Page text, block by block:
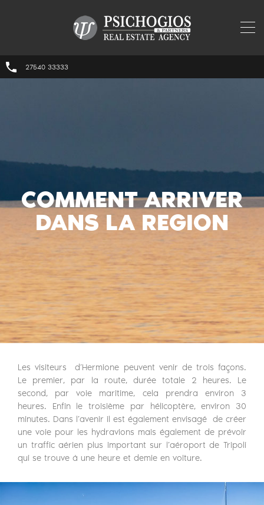
27540 33333
COMMENT ARRIVER
DANS LA REGION
Les visiteurs d’Hermione peuvent venir de trois façons.
Le premier, par la route, durée totale 2 heures. Le
second, par voie maritime, cela prendra environ 3
heures. Enfin le troisième par hélicoptère, environ 30
minutes. Dans l’avenir il est également envisagé de créer
une voie pour les hydravions mais également de prévoir
un traffic aérien plus important sur l’aéroport de Tripoli
qui se trouve à une heure et demie en voiture.